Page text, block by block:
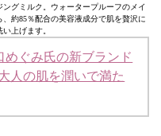
グミルク。ウォータープルーフのメイ
約85％配合の美容液成分で肌を贅沢に
上げます。
めぐみ氏の新ブランド
人の肌を潤いで満た